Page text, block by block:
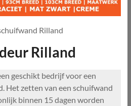
Rilland
Rilland
geschikt bedrijf voor een
Het zetten van een schuifwand
binnen 15 dagen worden